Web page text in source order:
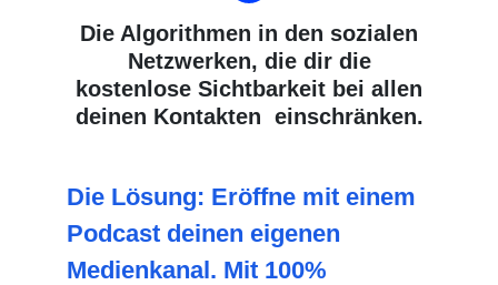
Die Algorithmen in den sozialen
Netzwerken, die dir die
kostenlose Sichtbarkeit bei allen
deinen Kontakten einschränken.
Die Lösung: Eröffne mit einem
Podcast deinen eigenen
Medienkanal. Mit 100%